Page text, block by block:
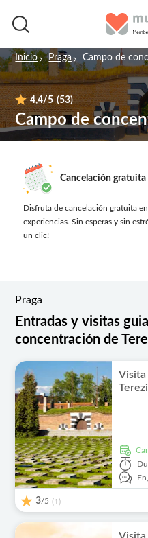
Inicio Praga Campo de
4,4/5 (53)
Campo de
Cancelación gratuita
Disfruta de cancelación gratuita
experiencias. Sin esperas y sin
un clic!
Praga
Entradas y visitas
concentración de
Visita
En,
3/5 (1)